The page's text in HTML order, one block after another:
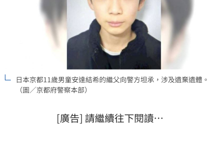
日本京都11歲男童安達結希的繼父向警方坦承，涉及遺棄遺體。
（圖／京都府警察本部）
[廣告] 請繼續往下閱讀…